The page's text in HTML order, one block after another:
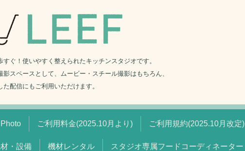
ぐ！使いやすく整えられたキッチンスタジオです。
スペースとして、ムービー・スチール撮影はもちろん、
配信にもご利用いただけます。
Photo ご利用料金(2025.10月より) ご利用規約(2025.10月改定)
・設備 機材レンタル スタジオ専属フードコーディネーター